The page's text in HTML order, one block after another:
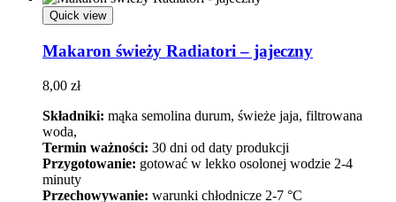
Quick view
Makaron świeży Radiatori – jajeczny
8,00 zł
Składniki: mąka semolina durum, świeże jaja, filtrowana
woda,
Termin ważności: 30 dni od daty produkcji
Przygotowanie: gotować w lekko osolonej wodzie 2-4
minuty
Przechowywanie: warunki chłodnicze 2-7 °C